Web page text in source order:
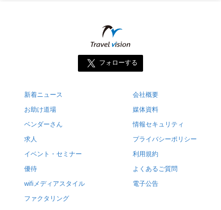
フォローする
新着ニュース
お助け道場
ベンダーさん
求人
イベント・セミナー
優待
wifiメディアスタイル
ファクタリング
会社概要
媒体資料
情報セキュリティ
プライバシーポリシー
利用規約
よくあるご質問
電子公告